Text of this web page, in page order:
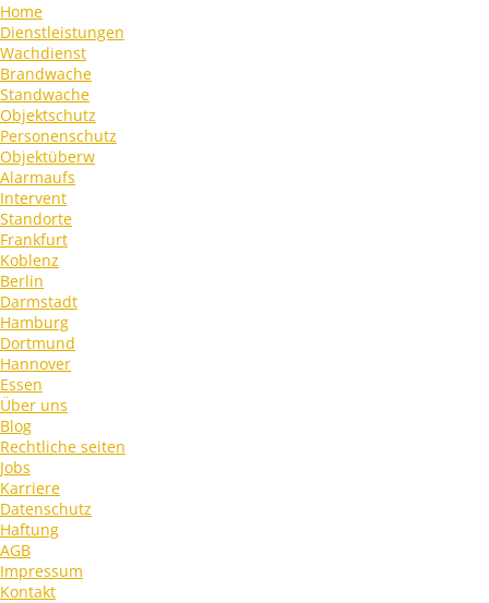
Home
Dienstleistungen
Wachdienst
Brandwache
Standwache
Objektschutz
Personenschutz
Objektüberw
Alarmaufs
Intervent
Standorte
Frankfurt
Koblenz
Berlin
Darmstadt
Hamburg
Dortmund
Hannover
Essen
Über uns
Blog
Rechtliche seiten
Jobs
Karriere
Datenschutz
Haftung
AGB
Impressum
Kontakt